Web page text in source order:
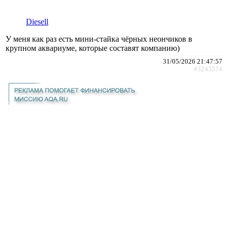
Diesell
У меня как раз есть мини-стайка чёрных неончиков в
крупном аквариуме, которые составят компанию)
31/05/2026 21:47:57
#3243574